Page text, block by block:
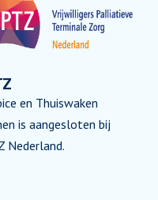
en Thuiswaken
is aangesloten bij
Nederland.